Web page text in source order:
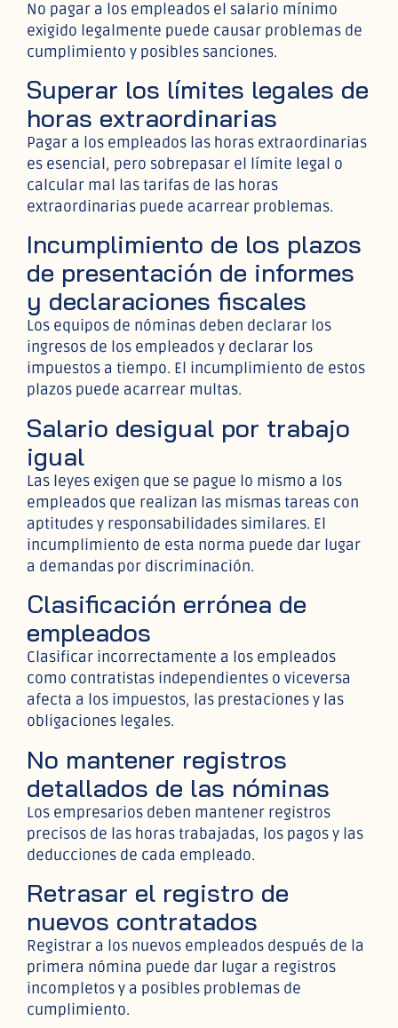
No pagar a los empleados el salario mínimo
exigido legalmente puede causar problemas de
cumplimiento y posibles sanciones.
Superar los límites legales de
horas extraordinarias
Pagar a los empleados las horas extraordinarias
es esencial, pero sobrepasar el límite legal o
calcular mal las tarifas de las horas
extraordinarias puede acarrear problemas.
Incumplimiento de los plazos
de presentación de informes
y declaraciones fiscales
Los equipos de nóminas deben declarar los
ingresos de los empleados y declarar los
impuestos a tiempo. El incumplimiento de estos
plazos puede acarrear multas.
Salario desigual por trabajo
igual
Las leyes exigen que se pague lo mismo a los
empleados que realizan las mismas tareas con
aptitudes y responsabilidades similares. El
incumplimiento de esta norma puede dar lugar
a demandas por discriminación.
Clasificación errónea de
empleados
Clasificar incorrectamente a los empleados
como contratistas independientes o viceversa
afecta a los impuestos, las prestaciones y las
obligaciones legales.
No mantener registros
detallados de las nóminas
Los empresarios deben mantener registros
precisos de las horas trabajadas, los pagos y las
deducciones de cada empleado.
Retrasar el registro de
nuevos contratados
Registrar a los nuevos empleados después de la
primera nómina puede dar lugar a registros
incompletos y a posibles problemas de
cumplimiento.